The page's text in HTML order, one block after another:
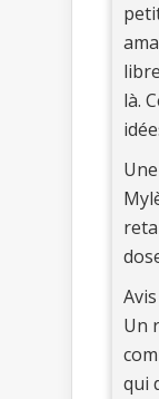
là.
Un
qui